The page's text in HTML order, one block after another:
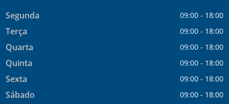
Segunda 09:00 - 18:00
Terça 09:00 - 18:00
Quarta 09:00 - 18:00
Quinta 09:00 - 18:00
Sexta 09:00 - 18:00
Sábado 09:00 - 18:00